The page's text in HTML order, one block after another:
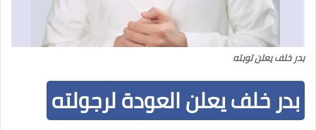
بدر خلف يعلن توبته
بدر خلف يعلن العودة لرجولته